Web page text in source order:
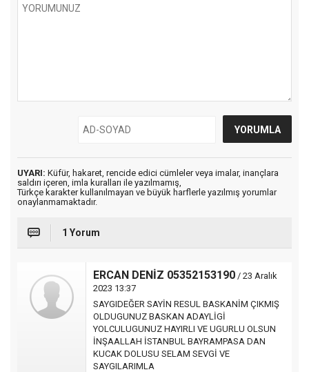
UYARI: Küfür, hakaret, rencide edici cümleler veya imalar, inançlara
saldırı içeren, imla kuralları ile yazılmamış,
Türkçe karakter kullanılmayan ve büyük harflerle yazılmış yorumlar
onaylanmamaktadır.
1 Yorum
ERCAN DENİZ 05352153190 / 23 Aralık
2023 13:37
SAYGIDEĞER SAYİN RESUL BASKANİM ÇIKMIŞ
OLDUGUNUZ BASKAN ADAYLİGİ
YOLCULUGUNUZ HAYIRLI VE UGURLU OLSUN
İNŞAALLAH İSTANBUL BAYRAMPASA DAN
KUCAK DOLUSU SELAM SEVGİ VE
SAYGILARIMLA